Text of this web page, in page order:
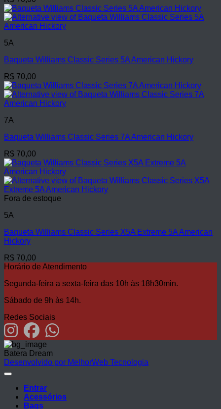
5A
Baqueta Williams Classic Series 5A American Hickory
R$ 70,00
7A
Baqueta Williams Classic Series 7A American Hickory
R$ 70,00
Fora de estoque
5A
Baqueta Williams Classic Series X5A Extreme 5A American
Hickory
R$ 70,00
Horário de Atendimento
Segunda-feira a sexta-feira das 10h às 18h30min.
Sábado de 9h às 14h.
Redes Sociais
Batera Dream
Desenvolvido por MelhorWeb Tecnologia
Entrar
Acessórios
Bags